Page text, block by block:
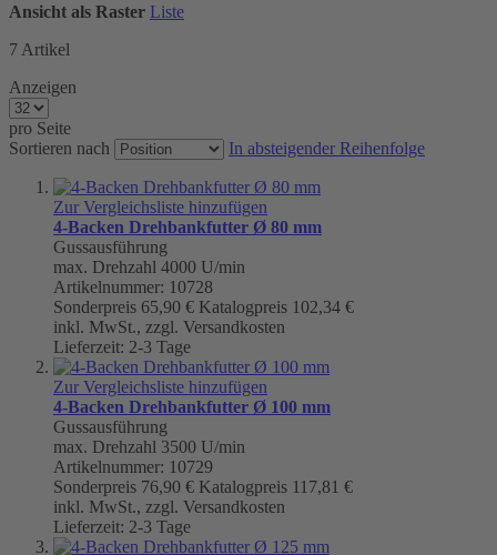
Ansicht als Raster Liste
7 Artikel
Anzeigen
pro Seite
Sortieren nach
In absteigender Reihenfolge
Zur Vergleichsliste hinzufügen
4-Backen Drehbankfutter Ø 80 mm
Gussausführung
max. Drehzahl 4000 U/min
Artikelnummer: 10728
Sonderpreis 65,90 € Katalogpreis 102,34 €
inkl. MwSt., zzgl. Versandkosten
Lieferzeit: 2-3 Tage
Zur Vergleichsliste hinzufügen
4-Backen Drehbankfutter Ø 100 mm
Gussausführung
max. Drehzahl 3500 U/min
Artikelnummer: 10729
Sonderpreis 76,90 € Katalogpreis 117,81 €
inkl. MwSt., zzgl. Versandkosten
Lieferzeit: 2-3 Tage